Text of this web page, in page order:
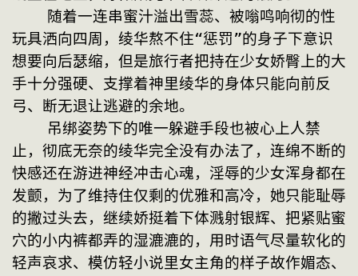
玩具洒向四周，绫华熬不住“惩罚”的身子下意识
想要向后瑟缩，但是旅行者把持在少女娇臀上的大
手十分强硬、支撑着神里绫华的身体只能向前反
弓、断无退让逃避的余地。
止，彻底无奈的绫华完全没有办法了，连绵不断的
快感还在游进神经冲击心魂，淫辱的少女浑身都在
发颤，为了维持住仅剩的优雅和高冷，她只能耻辱
的撇过头去，继续娇挺着下体溅射银辉、把紧贴蜜
穴的小内裤都弄的湿漉漉的，用时语气尽量软化的
轻声哀求、模仿轻小说里女主角的样子故作媚态、